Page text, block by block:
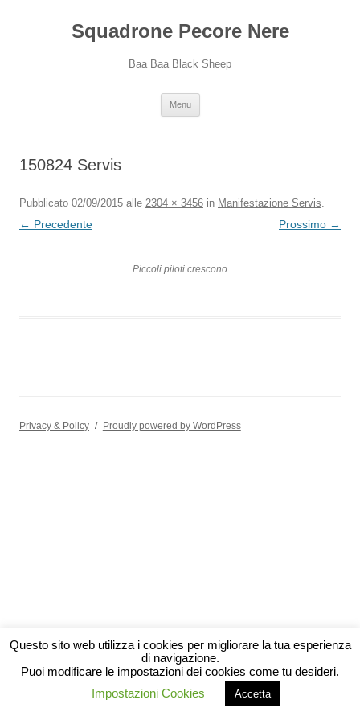
Squadrone Pecore Nere
Baa Baa Black Sheep
Menu
150824 Servis
Pubblicato 02/09/2015 alle 2304 × 3456 in Manifestazione Servis.
← Precedente Prossimo →
Piccoli piloti crescono
Privacy & Policy Proudly powered by WordPress
Questo sito web utilizza i cookies per migliorare la tua esperienza
di navigazione.
Puoi modificare le impostazioni dei cookies come tu desideri.
Impostazioni Cookies
Accetta